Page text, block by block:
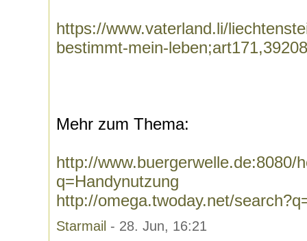
https://www.vaterland.li/
bestimmt-mein-
Mehr zum Thema:
http://www.buergerwelle.de:8080/
q=Handynutzung
http://omega.twoday.net/
Starmail - 28. Jun, 16:21